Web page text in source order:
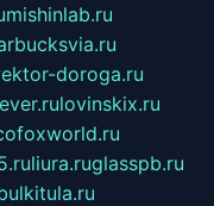
mishinlab.ru
doroga.ru
lovinskix.ru
liura.ruglasspb.ru